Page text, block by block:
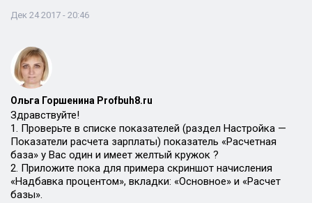
Дек 24 2017 - 20:46
Ольга Горшенина Profbuh8.ru
Здравствуйте!
1. Проверьте в списке показателей (раздел Настройка —
Показатели расчета зарплаты) показатель «Расчетная
база» у Вас один и имеет желтый кружок ?
2. Приложите пока для примера скриншот начисления
«Надбавка процентом», вкладки: «Основное» и «Расчет
базы».